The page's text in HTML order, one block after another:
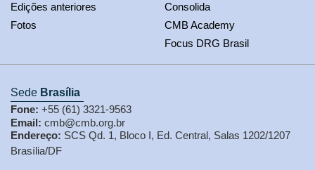
Edições anteriores
Fotos
Consolida
CMB Academy
Focus DRG Brasil
Sede Brasília
Fone: +55 (61) 3321-9563
Email: cmb@cmb.org.br
Endereço: SCS Qd. 1, Bloco I, Ed. Central, Salas 1202/1207
Brasília/DF